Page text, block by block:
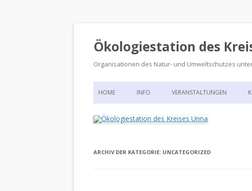
Ökologiestation des
Organisationen des Natur- und Umweltschutzes
HOME INFO VERANSTALTUNGEN
ARCHIV DER KATEGORIE: UNCATEGORIZED